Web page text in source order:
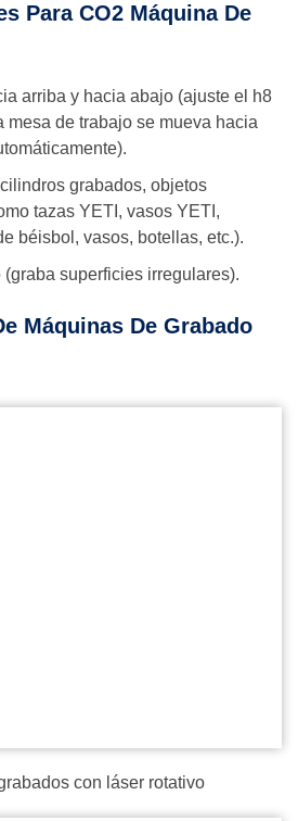
Para CO2 Máquina De
arriba y hacia abajo (ajuste el h8
mesa de trabajo se mueva hacia
grabados, objetos
tazas YETI, vasos YETI,
béisbol, vasos, botellas, etc.).
superficies irregulares).
Máquinas De Grabado
con láser rotativo